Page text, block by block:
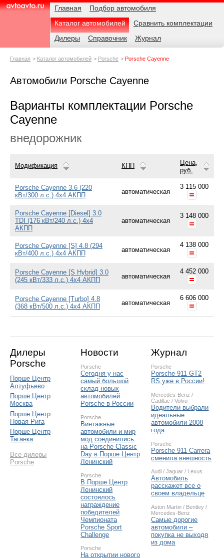
AvtoAvto.ru
Навигация Главная
Подбор автомобиля
Каталог автомобилей
Сравнить комплектации
Дилеры
Справочник Журнал
Родительские
Главная Каталог автомобилей Porsche Porsche Cayenne
Автомобили Porsche Cayenne
Варианты комплектации Porsche
Cayenne
внедорожник
Модификация КПП
Цена,
руб.
Porsche Cayenne 3.6 (220
кВт/300 л.с.) 4x4 АКПП
автоматическая
3 115 000
Porsche Cayenne [Diesel] 3.0
TDI (176 кВт/240 л.с.) 4x4
АКПП
автоматическая
3 148 000
Porsche Cayenne [S] 4.8 (294
кВт/400 л.с.) 4x4 АКПП
автоматическая
4 138 000
Porsche Cayenne [S Hybrid] 3.0
(245 кВт/333 л.с.) 4x4 АКПП
автоматическая
4 452 000
Porsche Cayenne [Turbo] 4.8
(368 кВт/500 л.с.) 4x4 АКПП
автоматическая
6 606 000
Дилеры
Porsche
Порше Центр
Алтуфьево
Порше Центр
Москва
Порше Центр
Новая Рига
Порше Центр
Таганка
Все дилеры
Porsche
Новости
Porsche
Сегодня у нас
самый большой
склад новых
автомобилей
Porsche в России
Porsche
Винтажные
автомобили и мир
мод соединились
на Porsche Classic
Day в Порше Центр
Ленинский
Porsche
В Порше Центр
Ленинский
состоялось
награждение
победителей
Чемпионата
Porsche Sport
Challenge
Porsche
На открытии нового
Журнал
Porsche
Porsche 911 GT2
RS уже в России!
Mercedes-Benz /
Cadillac /Volvo
Водители выбрали
идеальные
автомобили 2008
года
Porsche
Porsche 911 Carrera
сменила внешность
Audi /Jaguar / Lexus
Автомобиль
расскажет все о
своем владельце
Aston Martin / Bentley /
Mercedes-Benz
Самые дорогие
автомобили –
покупка не выходя
из дома